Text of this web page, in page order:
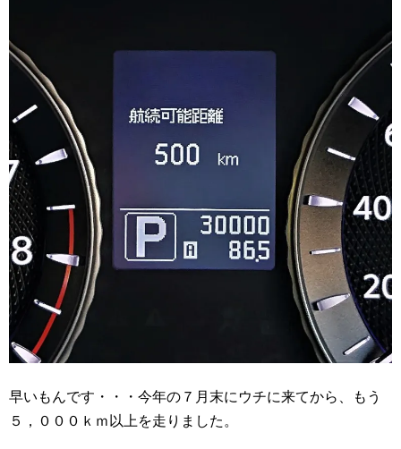
早いもんです・・・今年の７月末にウチに来てから、もう
５，０００ｋｍ以上を走りました。